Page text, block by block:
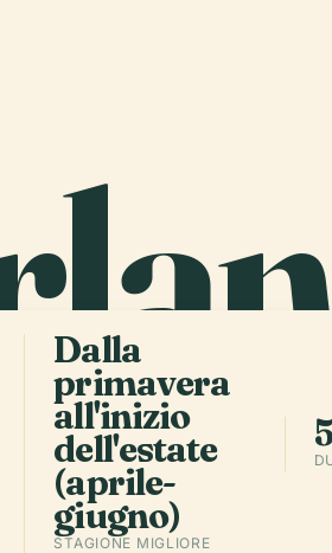
Dalla
primavera
all'inizio
dell'estate
(aprile-
giugno)
STAGIONE MIGLIORE